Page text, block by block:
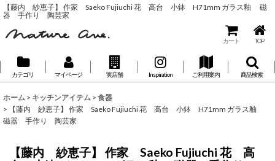
【藤内 紗恵子】 作家 Saeko Fujiuchi 花 高台 小鉢 H71mm ガラス釉 磁
器 手作り 陶芸家
カート TOP
カテゴリ マイページ 実店舗 Inspiration ご利用案内 商品検索
ホーム > キッチンアイテム > 食器
>
【藤内 紗恵子】 作家 Saeko Fujiuchi 花 高台 小鉢 H71mm ガラス釉
磁器 手作り 陶芸家
【藤内 紗恵子】 作家 Saeko Fujiuchi 花 高